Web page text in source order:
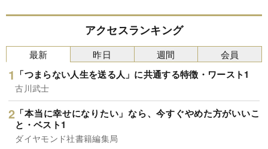
アクセスランキング
最新
「つまらない人生を送る人」に共通する特徴・ワースト1
古川武士
「本当に幸せになりたい」なら、今すぐやめた方がいいこ
と・ベスト1
ダイヤモンド社書籍編集局
昨日 週間 会員